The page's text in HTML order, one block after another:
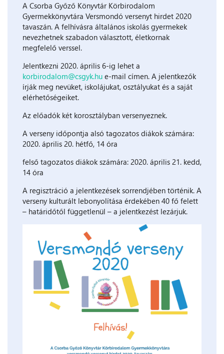
A Csorba Győző Könyvtár Körbirodalom
Gyermekkönyvtára Versmondó versenyt hirdet 2020
tavaszán. A felhívásra általános iskolás gyermekek
nevezhetnek szabadon választott, életkornak
megfelelő verssel.
Jelentkezni 2020. április 6-ig lehet a
korbirodalom@csgyk.hu e-mail címen. A jelentkezők
írják meg nevüket, iskolájukat, osztályukat és a saját
elérhetőségeiket.
Az előadók két korosztályban versenyeznek.
A verseny időpontja alsó tagozatos diákok számára:
2020. április 20. hétfő, 14 óra
felső tagozatos diákok számára: 2020. április 21. kedd,
14 óra
A regisztráció a jelentkezések sorrendjében történik. A
verseny kulturált lebonyolítása érdekében 40 fő felett
– határidőtől függetlenül – a jelentkezést lezárjuk.